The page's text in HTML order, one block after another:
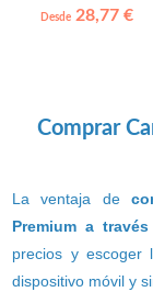
Desde28,77 €
Comprar
La ventaja de
Premium a
precios y escoger
dispositivo móvil y